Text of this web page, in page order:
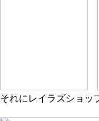
それにレイラズショッ